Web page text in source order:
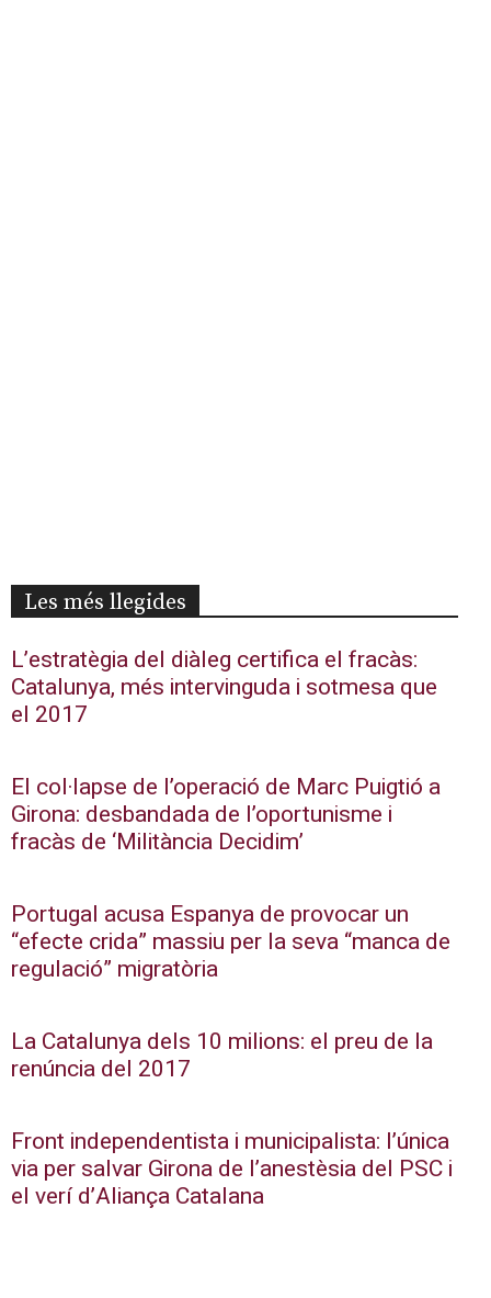
Les més llegides
L’estratègia del diàleg certifica el fracàs:
Catalunya, més intervinguda i sotmesa que
el 2017
El col·lapse de l’operació de Marc Puigtió a
Girona: desbandada de l’oportunisme i
fracàs de ‘Militància Decidim’
Portugal acusa Espanya de provocar un
“efecte crida” massiu per la seva “manca de
regulació” migratòria
La Catalunya dels 10 milions: el preu de la
renúncia del 2017
Front independentista i municipalista: l’única
via per salvar Girona de l’anestèsia del PSC i
el verí d’Aliança Catalana